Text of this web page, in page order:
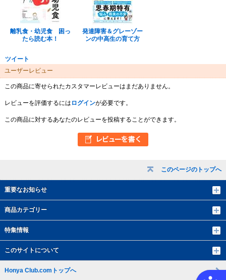
このページのトップへ
重要なお知らせ
商品カテゴリー
特集情報
このサイトについて
離乳食・幼児食 困っ
たら読む本！
発達障害＆グレーゾー
ンの中高生の育て方
ツイート
ユーザーレビュー
この商品に寄せられたカスタマーレビューはまだありません。
レビューを評価するには ログインが必要です。
この商品に対するあなたのレビューを投稿することができます。
Honya Club.comトップへ